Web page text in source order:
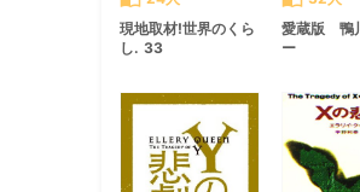
現地取材!世界のくら
し. 33
愛蔵版 鴨
ー